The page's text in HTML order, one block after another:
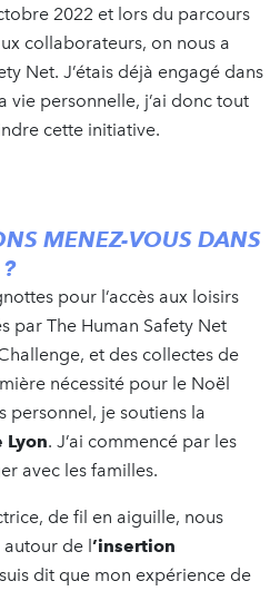
2022 et lors du parcours
collaborateurs, on nous a
Net. J’étais déjà engagé dans
vie personnelle, j’ai donc tout
cette initiative.
MENEZ-VOUS DANS
pour l’accès aux loisirs
par The Human Safety Net
et des collectes de
nécessité pour le Noël
personnel, je soutiens la
Lyon. J’ai commencé par les
avec les familles.
de fil en aiguille, nous
de l’insertion
dit que mon expérience de